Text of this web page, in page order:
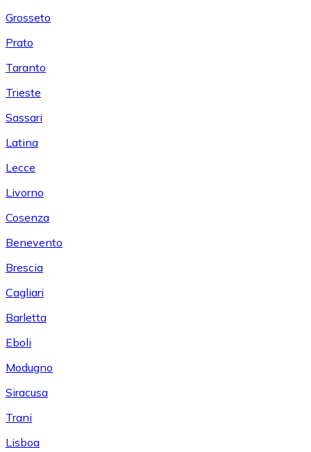
Grosseto
Prato
Taranto
Trieste
Sassari
Latina
Lecce
Livorno
Cosenza
Benevento
Brescia
Cagliari
Barletta
Eboli
Modugno
Siracusa
Trani
Lisboa